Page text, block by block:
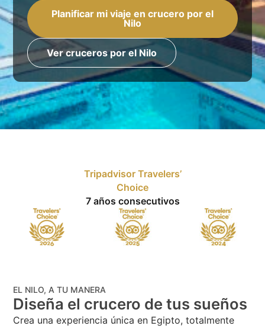
Planificar mi viaje en crucero por el
Nilo
Ver cruceros por el Nilo
Tripadvisor Travelers’
Choice
7 años consecutivos
EL NILO, A TU MANERA
Diseña el crucero de tus sueños
Crea una experiencia única en Egipto, totalmente